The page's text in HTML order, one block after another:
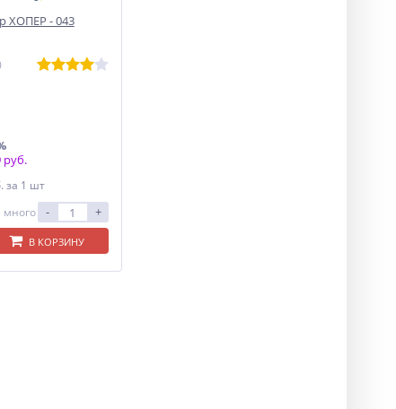
ХОПЕР - 043
руб.
за 1 шт
много
- +
В КОРЗИНУ